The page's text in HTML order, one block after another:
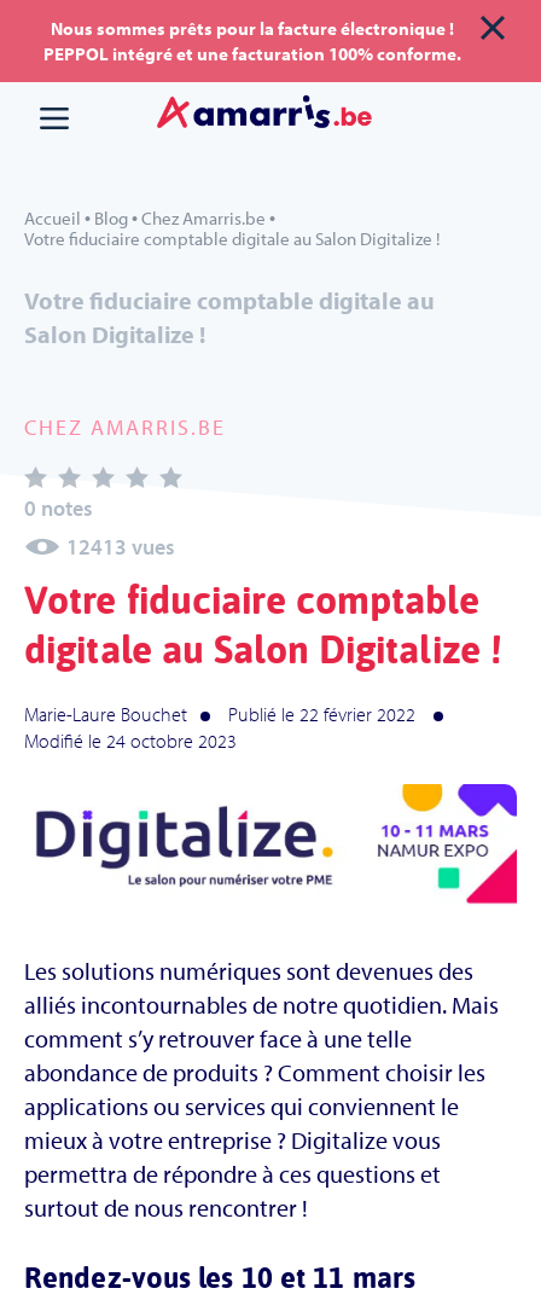
Aller
au
Aller au
contenu
Nous sommes prêts pour la facture électronique !
PEPPOL intégré et une facturation 100% conforme.
Accueil • Blog•Chez Amarris.be •
Votre fiduciaire comptable digitale au Salon Digitalize !
Votre fiduciaire comptable digitale au
Salon Digitalize !
CHEZ AMARRIS.BE
0 notes
12413 vues
Votre fiduciaire comptable
digitale au Salon Digitalize !
Marie-Laure Bouchet
Publié le 22 février 2022
Modifié le 24 octobre 2023
Les solutions numériques sont devenues des
alliés incontournables de notre quotidien. Mais
comment s’y retrouver face à une telle
abondance de produits ? Comment choisir les
applications ou services qui conviennent le
mieux à votre entreprise ? Digitalize vous
permettra de répondre à ces questions et
surtout de nous rencontrer !
Rendez-vous les 10 et 11 mars